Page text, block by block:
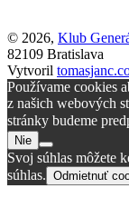
© 2026, Klub
82109 Bratislava
Vytvoril
Používame cookies
z našich webových
stránky budeme
Nie
Svoj súhlas môžete
súhlas. Odmietnuť